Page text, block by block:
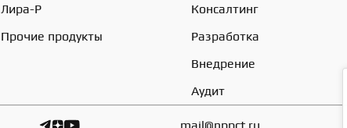
Лира-Р
Прочие продукты
Консалтинг
Разработка
Внедрение
Аудит
mail@nppct.ru